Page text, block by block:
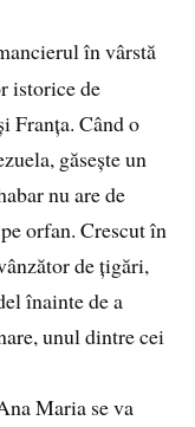
în vârstă
istorice de
Franța. Când o
găsește un
nu are de
orfan. Crescut în
de țigări,
înainte de a
unul dintre cei
Maria se va